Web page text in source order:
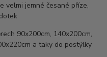
velmi jemné česané příze,
90x200cm, 140x200cm,
a taky do postýlky